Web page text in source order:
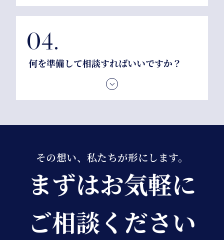
何を準備して相談すればいいですか？
初回相談では、特に必要ありません。まずは状況を
その想い、私たちが形にします。
まずはお気軽に
ご相談ください